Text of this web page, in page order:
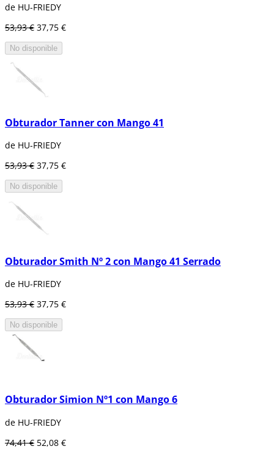
de HU-FRIEDY
53,93 € 37,75 €
No disponible
Obturador Tanner con Mango 41
de HU-FRIEDY
53,93 € 37,75 €
No disponible
Obturador Smith Nº 2 con Mango 41 Serrado
de HU-FRIEDY
53,93 € 37,75 €
No disponible
Obturador Simion Nº1 con Mango 6
de HU-FRIEDY
74,41 € 52,08 €